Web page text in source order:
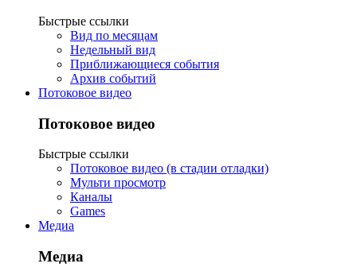
Быстрые ссылки
Вид по месяцам
Недельный вид
Приближающиеся события
Архив событий
Потоковое видео
Потоковое видео
Быстрые ссылки
Потоковое видео (в стадии отладки)
Мульти просмотр
Каналы
Games
Медиа
Медиа